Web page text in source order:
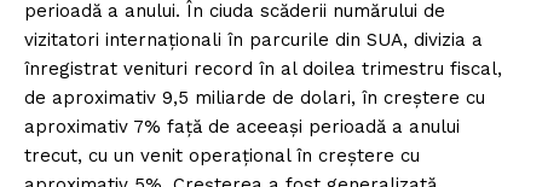
perioadă a anului. În ciuda scăderii numărului de
vizitatori internaționali în parcurile din SUA, divizia a
înregistrat venituri record în al doilea trimestru fiscal,
de aproximativ 9,5 miliarde de dolari, în creștere cu
aproximativ 7% față de aceeași perioadă a anului
trecut, cu un venit operațional în creștere cu